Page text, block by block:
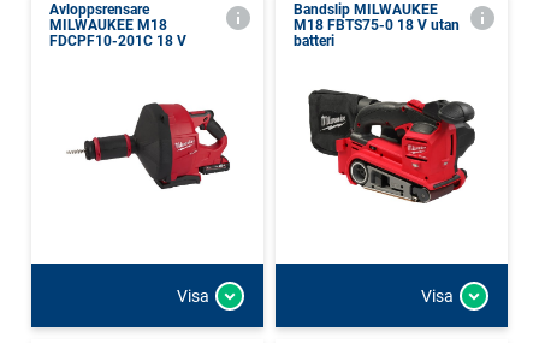
Avloppsrensare
MILWAUKEE M18
FDCPF10-201C 18 V
Visa
Bandslip MILWAUKEE
M18 FBTS75-0 18 V utan
batteri
Visa